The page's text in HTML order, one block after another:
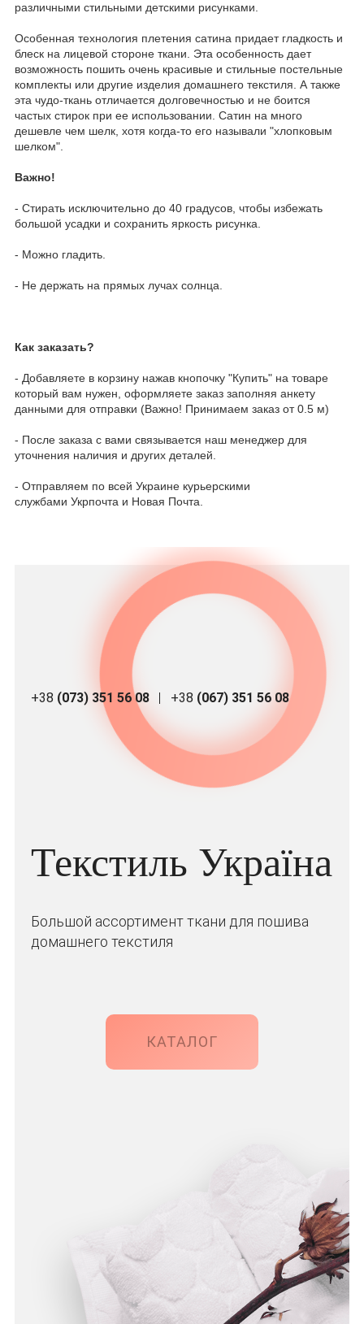
различными стильными детскими рисунками.
Особенная технология плетения сатина придает гладкость и
блеск на лицевой стороне ткани. Эта особенность дает
возможность пошить очень красивые и стильные постельные
комплекты или другие изделия домашнего текстиля. А также
эта чудо-ткань отличается долговечностью и не боится
частых стирок при ее использовании. Сатин на много
дешевле чем шелк, хотя когда-то его называли "хлопковым
шелком".
Важно!
- Стирать исключительно до 40 градусов, чтобы избежать
большой усадки и сохранить яркость рисунка.
- Можно гладить.
- Не держать на прямых лучах солнца.
Как заказать?
- Добавляете в корзину нажав кнопочку "Купить" на товаре
который вам нужен, оформляете заказ заполняя анкету
данными для отправки (Важно! Принимаем заказ от 0.5 м)
- После заказа с вами связывается наш менеджер для
уточнения наличия и других деталей.
- Отправляем по всей Украине курьерскими
службами Укрпочта и Новая Почта.
+38 (073) 351 56 08 +38 (067) 351 56 08
Текстиль Україна
Большой ассортимент ткани для пошива
домашнего текстиля
КАТАЛОГ